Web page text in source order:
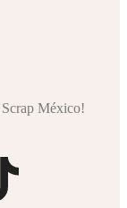
Scrap México!